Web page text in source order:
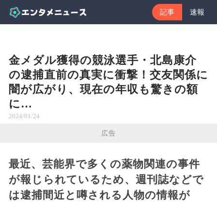
記事 速報
金メダル獲得の競泳選手・北島康介
の逮捕直前の真実に衝撃！交友関係に
闇が広がり、現在の年収も驚きの額
に…
2024/01/24
広告
最近、芸能界で多くの薬物関連の事件
が報じられているため、週刊誌などで
は逮捕間近と噂される人物の情報が